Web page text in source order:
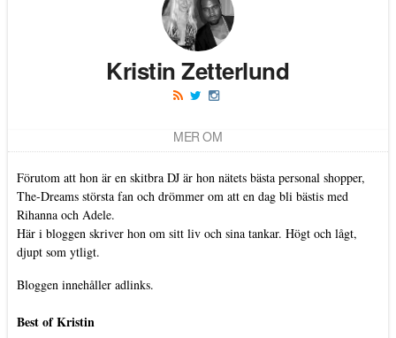
Kristin Zetterlund
MER OM
Förutom att hon är en skitbra DJ är hon nätets bästa personal shopper,
The-Dreams största fan och drömmer om att en dag bli bästis med
Rihanna och Adele.
Här i bloggen skriver hon om sitt liv och sina tankar. Högt och lågt,
djupt som ytligt.
Bloggen innehåller adlinks.
Best of Kristin